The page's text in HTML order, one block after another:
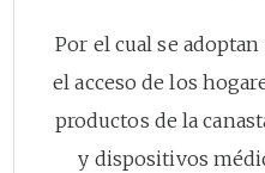
Por el cual se
el acceso de los
productos de la
y dispositivos